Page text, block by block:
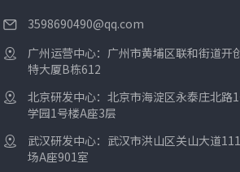
3598690490@qq.com
广州运营中心：广州市黄埔区联和街道开
特大厦B栋612
北京研发中心：北京市海淀区永泰庄北路
学园1号楼A座3层
武汉研发中心：武汉市洪山区关山大道
场A座901室